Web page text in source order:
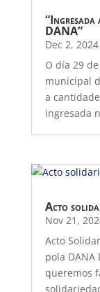
DANA”
Dec 2, 2024
O día 29
municipal
a
ingresada
Acto
Nov 21,
Acto
pola DANA
queremos